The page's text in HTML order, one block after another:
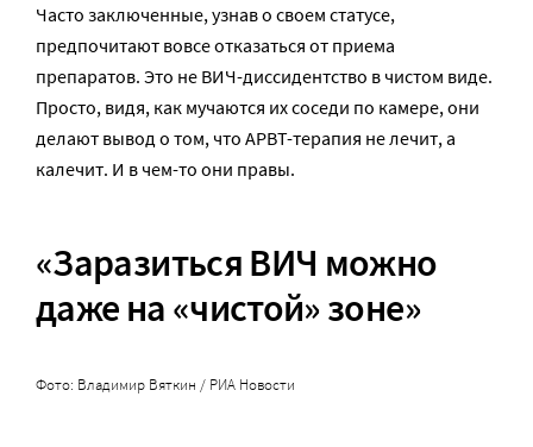
Часто заключенные, узнав о своем статусе,
предпочитают вовсе отказаться от приема
препаратов. Это не ВИЧ-диссидентство в чистом виде.
Просто, видя, как мучаются их соседи по камере, они
делают вывод о том, что АРВТ-терапия не лечит, а
калечит. И в чем-то они правы.
«Заразиться ВИЧ можно
даже на «чистой» зоне»
Фото: Владимир Вяткин / РИА Новости